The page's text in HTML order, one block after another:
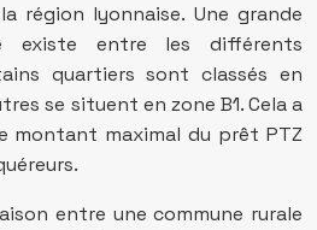
région lyonnaise. Une grande
existe entre les différents
quartiers sont classés en
se situent en zone B1. Cela a
montant maximal du prêt PTZ
entre une commune rurale